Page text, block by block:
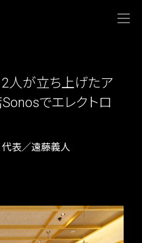
人が立ち上げたア
Sonosでエレクトロ
代表／遠藤義人